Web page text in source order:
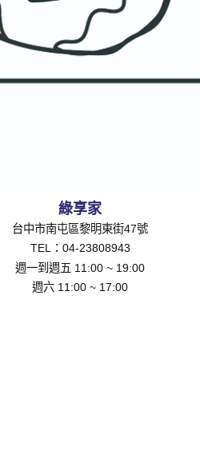
綠享家
台中市南屯區黎明東街47號
TEL：04-23808943
週一到週五 11:00 ~ 19:00
週六 11:00 ~ 17:00